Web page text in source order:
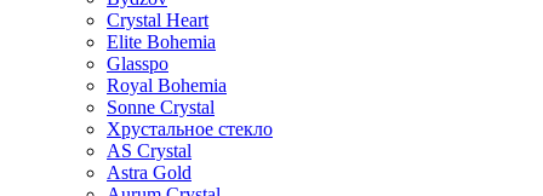
Crystal Heart
Elite Bohemia
Glasspo
Royal Bohemia
Sonne Crystal
Хрустальное стекло
AS Crystal
Astra Gold